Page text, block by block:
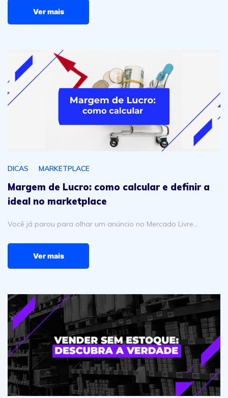
Ver mais
Margem de Lucro: como calcular e definir a ideal no
DICAS MARKETPLACE
Margem de Lucro: como calcular e definir a
ideal no marketplace
Você já parou para olhar um anúncio no Mercado Livre…
Ver mais
Vender sem estoque: descubra a verdade